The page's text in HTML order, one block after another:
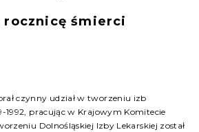
rocznicę śmierci
czynny udział w tworzeniu izb
1992, pracując w Krajowym Komitecie
Dolnośląskiej Izby Lekarskiej został